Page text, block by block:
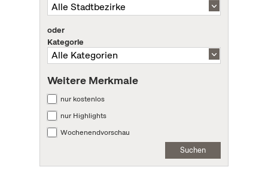
oder
Kategorie
Weitere Merkmale
nur kostenlos
nur Highlights
Wochenendvorschau
Suchen